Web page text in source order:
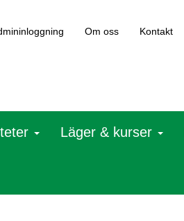
Om oss Kontakt
Läger & kurser